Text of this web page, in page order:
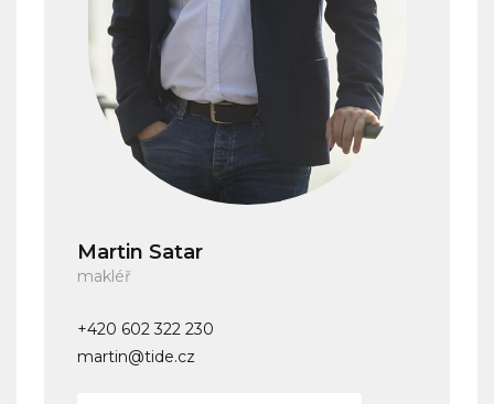
Martin Satar
makléř
+420 602 322 230
martin@tide.cz